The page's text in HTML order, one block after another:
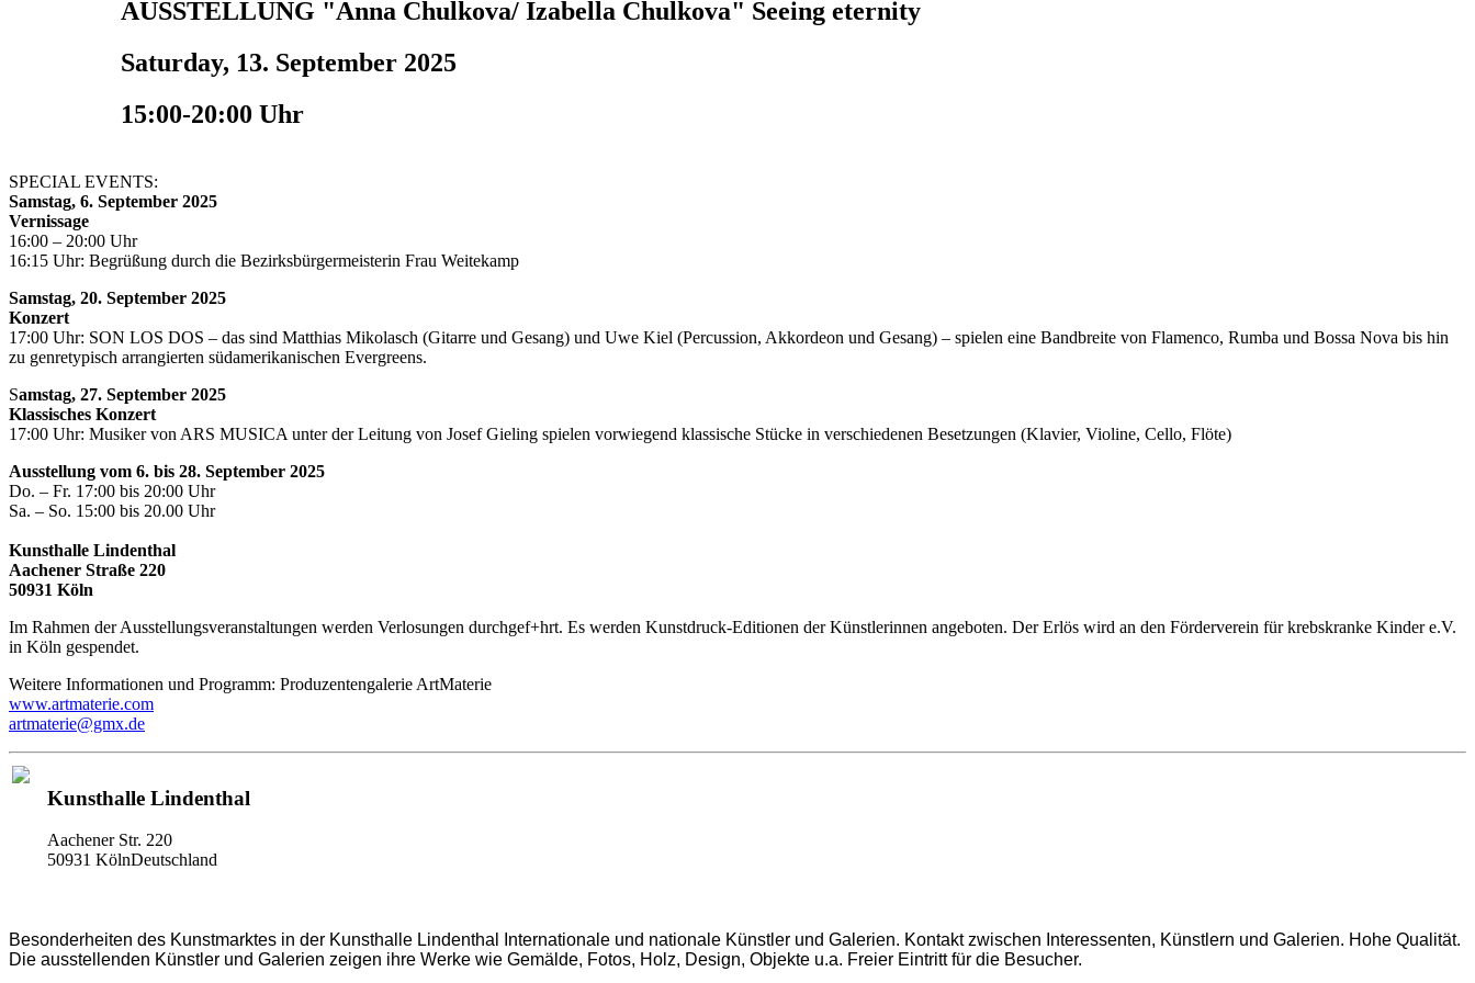
AUSSTELLUNG "Anna Chulkova/ Izabella Chulkova" Seeing eternity
Saturday, 13. September 2025
15:00-20:00 Uhr
SPECIAL EVENTS:
Samstag, 6. September 2025
Vernissage
16:00 – 20:00 Uhr
16:15 Uhr: Begrüßung durch die Bezirksbürgermeisterin Frau Weitekamp
Samstag, 20. September 2025
Konzert
17:00 Uhr: SON LOS DOS – das sind Matthias Mikolasch (Gitarre und Gesang) und Uwe Kiel (Percussion, Akkordeon und Gesang) – spielen eine Bandbreite von Flamenco, Rumba und Bossa Nova bis hin
zu genretypisch arrangierten südamerikanischen Evergreens.
Samstag, 27. September 2025
Klassisches Konzert
17:00 Uhr: Musiker von ARS MUSICA unter der Leitung von Josef Gieling spielen vorwiegend klassische Stücke in verschiedenen Besetzungen (Klavier, Violine, Cello, Flöte)
Ausstellung vom 6. bis 28. September 2025
Do. – Fr. 17:00 bis 20:00 Uhr
Sa. – So. 15:00 bis 20.00 Uhr
Kunsthalle Lindenthal
Aachener Straße 220
50931 Köln
Im Rahmen der Ausstellungsveranstaltungen werden Verlosungen durchgef+hrt. Es werden Kunstdruck-Editionen der Künstlerinnen angeboten. Der Erlös wird an den Förderverein für krebskranke Kinder e.V.
in Köln gespendet.
Weitere Informationen und Programm: Produzentengalerie ArtMaterie
www.artmaterie.com
artmaterie@gmx.de
Kunsthalle Lindenthal
Aachener Str. 220
50931 KölnDeutschland
Besonderheiten des Kunstmarktes in der Kunsthalle Lindenthal Internationale und nationale Künstler und Galerien. Kontakt zwischen Interessenten, Künstlern und Galerien. Hohe Qualität.
Die ausstellenden Künstler und Galerien zeigen ihre Werke wie Gemälde, Fotos, Holz, Design, Objekte u.a. Freier Eintritt für die Besucher.